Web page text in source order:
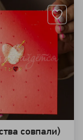
совпали)